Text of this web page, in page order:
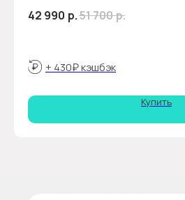
42 990 р.51 700р.
+ 430₽ кэшбэк
Купить